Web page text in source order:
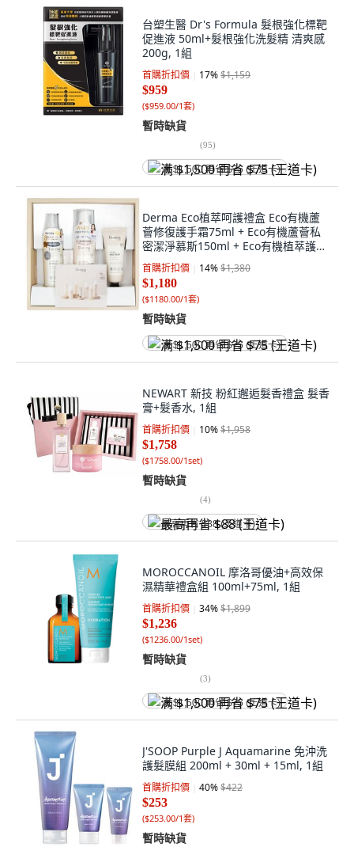
台塑生醫 Dr's Formula 髮根強化標靶
促進液 50ml+髮根強化洗髮精 清爽感
200g, 1組
首購折扣價 17%$1,159
$959
($959.00/1套)
暫時缺貨
(95)
满 $1,500 再省 $75 (王道卡)
Derma Eco植萃呵護禮盒 Eco有機蘆
薈修復護手霜75ml + Eco有機蘆薈私
密潔淨慕斯150ml + Eco有機植萃護膚
油150ml, 1盒
首購折扣價 14%$1,380
$1,180
($1180.00/1套)
暫時缺貨
满 $1,500 再省 $75 (王道卡)
NEWART 新技 粉紅邂逅髮香禮盒 髮香
膏+髮香水, 1組
首購折扣價 10%$1,958
$1,758
($1758.00/1set)
暫時缺貨
(4)
最高再省 $88 (王道卡)
MOROCCANOIL 摩洛哥優油+高效保
濕精華禮盒組 100ml+75ml, 1組
首購折扣價 34%$1,899
$1,236
($1236.00/1set)
暫時缺貨
(3)
满 $1,500 再省 $75 (王道卡)
J'SOOP Purple J Aquamarine 免沖洗
護髮膜組 200ml + 30ml + 15ml, 1組
首購折扣價 40%$422
$253
($253.00/1套)
暫時缺貨